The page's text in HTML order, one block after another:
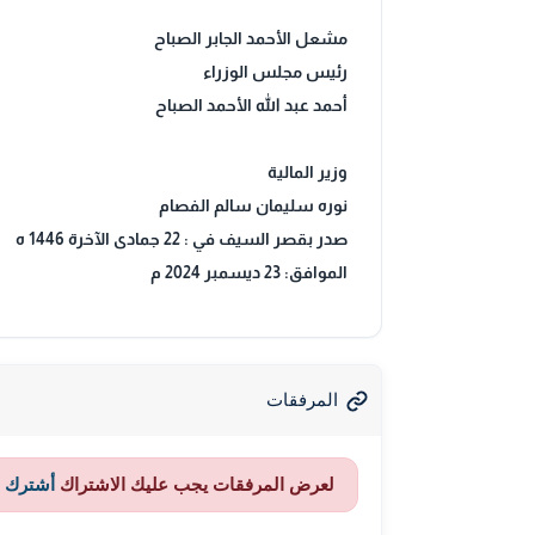
مشعل الأحمد الجابر الصباح
رئيس مجلس الوزراء
أحمد عبد الله الأحمد الصباح
وزير المالية
نوره سليمان سالم الفصام
صدر بقصر السيف في : 22 جمادى الآخرة 1446 ه
الموافق: 23 ديسمبر 2024 م
المرفقات
لعرض المرفقات يجب عليك الاشتراك أشترك